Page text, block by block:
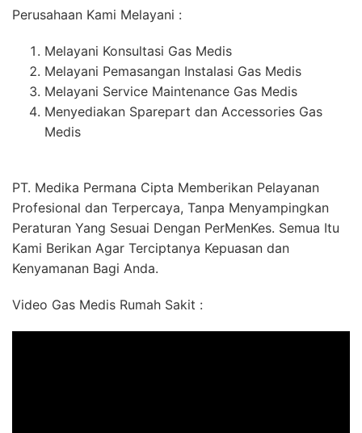
Perusahaan Kami Melayani :
Melayani Konsultasi Gas Medis
Melayani Pemasangan Instalasi Gas Medis
Melayani Service Maintenance Gas Medis
Menyediakan Sparepart dan Accessories Gas
Medis
PT. Medika Permana Cipta Memberikan Pelayanan
Profesional dan Terpercaya, Tanpa Menyampingkan
Peraturan Yang Sesuai Dengan PerMenKes. Semua Itu
Kami Berikan Agar Terciptanya Kepuasan dan
Kenyamanan Bagi Anda.
Video Gas Medis Rumah Sakit :